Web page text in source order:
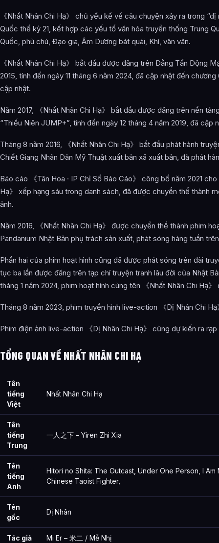
Đường Môn
Vũ Hầu Phái
Võ Đang Phái
Các Thập Lão khác
Giới thiệu thiết lập
Giới thiệu các phái
Thiết lập kỹ năng
Bát Kỳ Kỹ
Luyện khí loại công pháp
Sáng tác truyện tranh
Giới thiệu ngắn gọn về tác giả
Bối cảnh sáng tác
Cảm hứng sáng tác
Thiết kế nhân vật
Điểm đặc sắc của tác phẩm
Thành tựu của tác phẩm
Các tác phẩm liên quan
Phim hoạt hình
Artbook
Phim người đóng
Ảnh về Nhất Nhân Chi Hạ / Under One Person: The Outcast
《Nhất Nhân Chi Hạ》 chủ yếu kể về câu chuyện xảy ra trong “dị
Quốc thế kỷ 21, kết hợp các yếu tố văn hóa truyền thống Trung
Quốc, phù chú, Đạo gia, Âm Dương bát quái, Khí, vân vân.
《Nhất Nhân Chi Hạ》 bắt đầu được đăng trên Đằng Tấn Động
2015, tính đến ngày 11 tháng 6 năm 2024, đã cập nhật đến
cập nhật.
Năm 2017, 《Nhất Nhân Chi Hạ》 bắt đầu được đăng trên nền
“Thiếu Niên JUMP+”, tính đến ngày 12 tháng 4 năm 2019, đã cập
Tháng 8 năm 2016, 《Nhất Nhân Chi Hạ》 bắt đầu phát hành
Chiết Giang Nhân Dân Mỹ Thuật xuất bản xã xuất bản, đã phát
Báo cáo 《Tân Hoa · IP Chỉ Số Báo Cáo》 công bố năm 2021
Hạ》 xếp hạng sáu trong danh sách, đã được chuyển thể thành
ảnh.
Năm 2016, 《Nhất Nhân Chi Hạ》 được chuyển thể thành phim
Pandanium Nhật Bản phụ trách sản xuất, phát sóng hàng tuần
Phần hai của phim hoạt hình cũng đã được phát sóng trên đài
tục ba lần được đăng trên tạp chí truyện tranh lâu đời của Nhật
tháng 1 năm 2024, phim hoạt hình cùng tên 《Nhất Nhân Chi Hạ
Tháng 8 năm 2023, phim truyền hình live-action 《Dị Nhân Chi
Phim điện ảnh live-action 《Dị Nhân Chi Hạ》 cũng dự kiến ra
TỔNG QUAN VỀ NHẤT NHÂN CHI HẠ
Tên
tiếng
Việt
Nhất Nhân Chi Hạ
Tên
tiếng
Trung
一人之下 – Yiren Zhi Xia
Tên
tiếng
Anh
Hitori no Shita: The Outcast, Under One Person, I
Chinese Taoist Fighter,
Tên
gốc
Dị Nhân
Tác giả Mi Er – 米二 / Mễ Nhị